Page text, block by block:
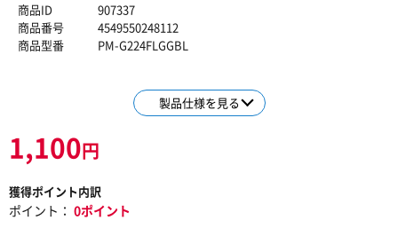
商品ID
907337
商品番号
4549550248112
商品型番
PM-G224FLGGBL
製品仕様を見る
1,100円
獲得ポイント内訳
ポイント： 0ポイント